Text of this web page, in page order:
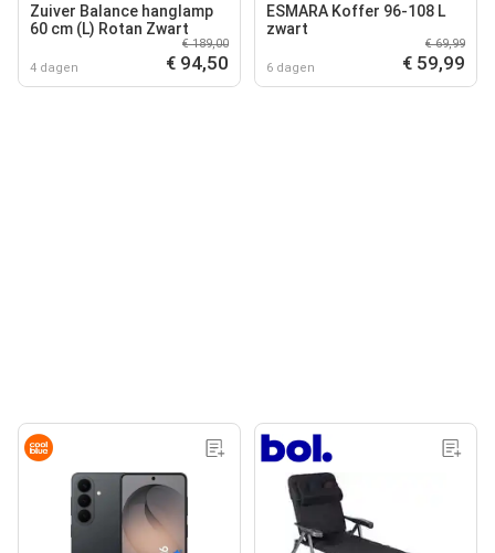
Zuiver Balance hanglamp
60 cm (L) Rotan Zwart
4 dagen
€ 189,00
€ 94,50
ESMARA Koffer 96-108 L
zwart
6 dagen
€ 69,99
€ 59,99